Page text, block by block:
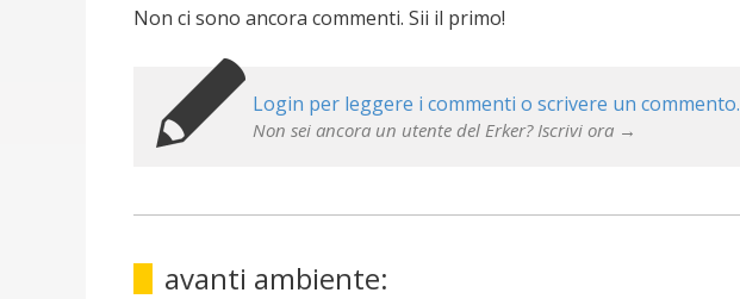
Non ci sono ancora commenti. Sii il primo!
Login per leggere i commenti o scrivere un commento.
Non sei ancora un utente del Erker? Iscrivi ora →
avanti ambiente: